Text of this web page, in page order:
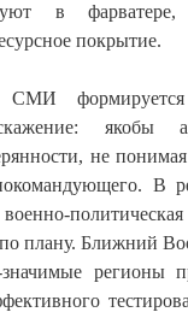
в фарватере,
покрытие.
формируется
не
В
по плану. Ближний
значимые регионы